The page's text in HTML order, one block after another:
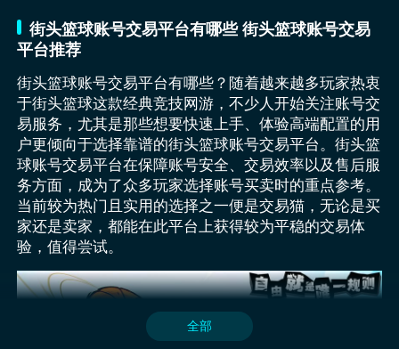
角色的技能都高度还原了动漫中的经典场面。
这款篮球游戏与传统的不同，它不但考验你的操作技
巧，更加侧重于战略布局和团队协作。在比赛中，玩家
火神大我：作为公测福利或初期卡池的高概率角色，火
神大我凭借其标志性的流星灌篮技能，在禁区内拥有近
乎无解的终结能力，其灌篮动作自带霸体效果，起跳后
难以被常规防守干扰，搭配被动技能空中接力还能与队
友联动完成高难度得分，定位为大前锋的他，不仅具备
出色的篮板卡位意识，还能通过巨人咆哮技能短暂提升
全队攻防属性，堪称3v3模式中的禁区统治者，最佳搭
档为黑子哲也的Misdirection传球技能，利用隐身效果
撕裂防线，让火神轻松完成空中作业。
街头篮球账号交易平台有哪些 街头篮球账号交易
平台推荐
街头篮球账号交易平台有哪些？随着越来越多玩家热衷
于街头篮球这款经典竞技网游，不少人开始关注账号交
易服务，尤其是那些想要快速上手、体验高端配置的用
户更倾向于选择靠谱的街头篮球账号交易平台。街头篮
球账号交易平台在保障账号安全、交易效率以及售后服
务方面，成为了众多玩家选择账号买卖时的重点参考。
当前较为热门且实用的选择之一便是交易猫，无论是买
家还是卖家，都能在此平台上获得较为平稳的交易体
验，值得尝试。
全部